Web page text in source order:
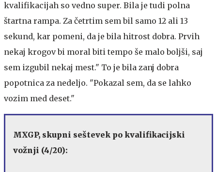
kvalifikacijah so vedno super. Bila je tudi polna
štartna rampa. Za četrtim sem bil samo 12 ali 13
sekund, kar pomeni, da je bila hitrost dobra. Prvih
nekaj krogov bi moral biti tempo še malo boljši, saj
sem izgubil nekaj mest." To je bila zanj dobra
popotnica za nedeljo. "Pokazal sem, da se lahko
vozim med deset."
MXGP, skupni seštevek po kvalifikacijski
vožnji (4/20):